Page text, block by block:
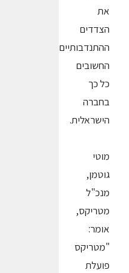
את
הצדדים
ההתנדבותיים
החשובים
כל כך
בחברה
הישראלית.
מוטי
גוטמן,
מנכ"ל
מטריקס,
אומר:
"מטריקס
פועלת